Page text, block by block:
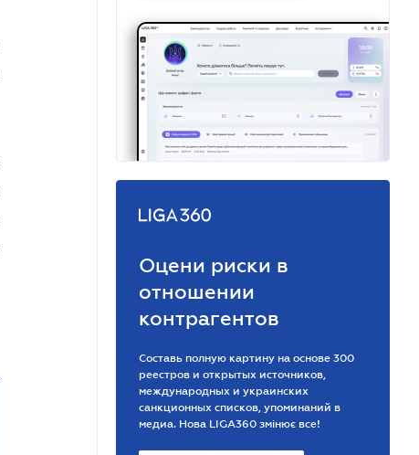
Оцени риски в
отношении
контрагентов
Составь полную картину на основе 300
реестров и открытых источников,
международных и украинских
санкционных списков, упоминаний в
медиа. Нова LIGA360 змінює все!